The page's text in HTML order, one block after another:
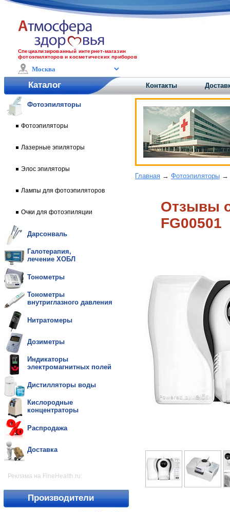
Специализированный интернет-магазин
фотоэпиляторов и косметических приборов
Каталог Контакты
Фотоэпиляторы
Фотоэпиляторы
Лазерные эпиляторы
Элос эпиляторы
Лампы для фотоэпиляторов
Очки для фотоэпиляции
Дарсонваль
Галотерапия,
лечение ХОБЛ
Тонометры
Тонометры
внутриглазного давления
Нитратомеры
Дозиметры
Индикаторы
электромагнитных полей
Дистилляторы воды
Кислородные
концентраторы
Распродажа
Доставка
Реклама на FineHealth.ru:
Производители
Главная → Фотоэпиляторы →
Отзывы o
FG00501